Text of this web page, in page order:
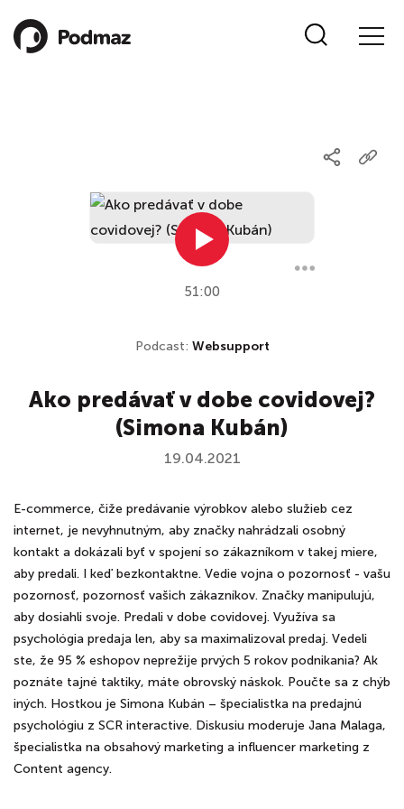
51:00
Podcast: Websupport
Ako predávať v dobe covidovej?
(Simona Kubán)
19.04.2021
E-commerce, čiže predávanie výrobkov alebo služieb cez
internet, je nevyhnutným, aby značky nahrádzali osobný
kontakt a dokázali byť v spojení so zákazníkom v takej miere,
aby predali. I keď bezkontaktne. Vedie vojna o pozornosť - vašu
pozornosť, pozornosť vašich zákazníkov. Značky manipulujú,
aby dosiahli svoje. Predali v dobe covidovej. Využíva sa
psychológia predaja len, aby sa maximalizoval predaj. Vedeli
ste, že 95 % eshopov neprežije prvých 5 rokov podnikania? Ak
poznáte tajné taktiky, máte obrovský náskok. Poučte sa z chýb
iných. Hostkou je Simona Kubán – špecialistka na predajnú
psychológiu z SCR interactive. Diskusiu moderuje Jana Malaga,
špecialistka na obsahový marketing a influencer marketing z
Content agency.